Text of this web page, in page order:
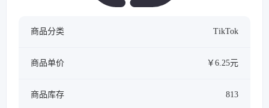
商品分类 TikTok
商品单价 ￥6.25元
商品库存 813